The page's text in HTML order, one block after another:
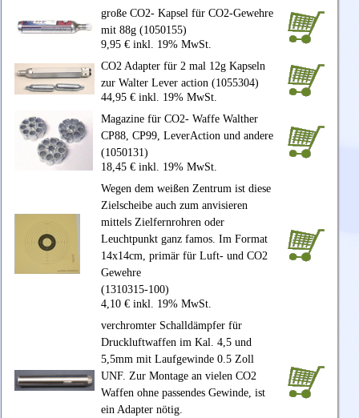
große CO2- Kapsel für CO2-Gewehre
mit 88g (1050155)
9,95 € inkl. 19% MwSt.
CO2 Adapter für 2 mal 12g Kapseln
zur Walter Lever action (1055304)
44,95 € inkl. 19% MwSt.
Magazine für CO2- Waffe Walther
CP88, CP99, LeverAction und andere
(1050131)
18,45 € inkl. 19% MwSt.
Wegen dem weißen Zentrum ist diese
Zielscheibe auch zum anvisieren
mittels Zielfernrohren oder
Leuchtpunkt ganz famos. Im Format
14x14cm, primär für Luft- und CO2
Gewehre
(1310315-100)
4,10 € inkl. 19% MwSt.
verchromter Schalldämpfer für
Druckluftwaffen im Kal. 4,5 und
5,5mm mit Laufgewinde 0.5 Zoll
UNF. Zur Montage an vielen CO2
Waffen ohne passendes Gewinde, ist
ein Adapter nötig.